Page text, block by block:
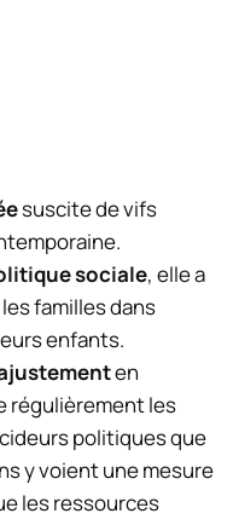
suscite de vifs
sociale, elle a
familles dans
enfants.
en
régulièrement les
politiques que
y voient une mesure
les ressources